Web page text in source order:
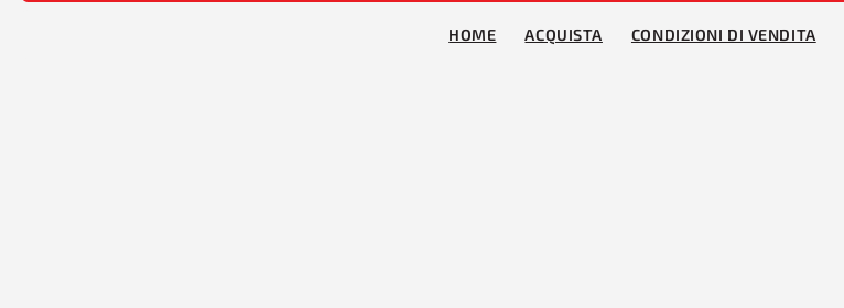
HOME ACQUISTA CONDIZIONI DI VENDITA
Home